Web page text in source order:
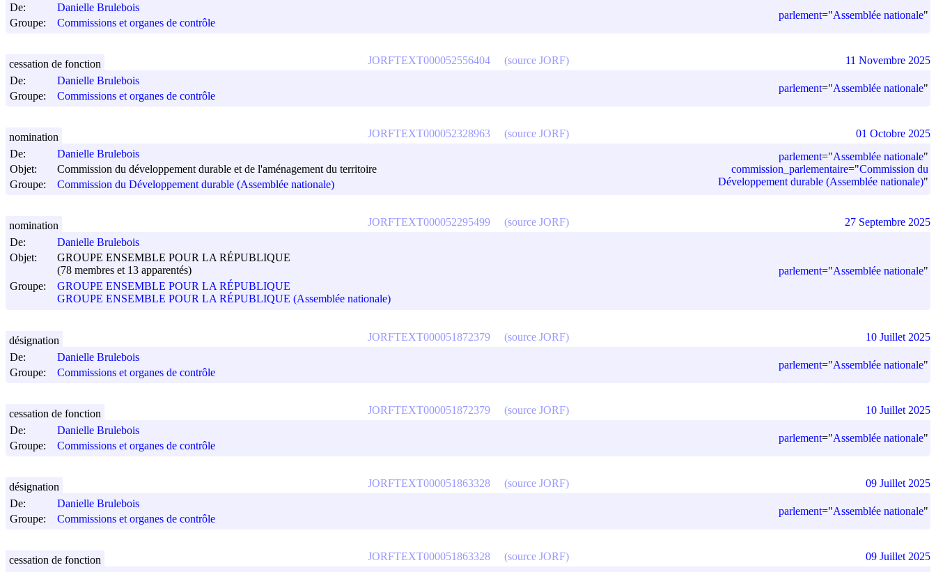
De:
Danielle Brulebois
Groupe:
Commissions et organes de contrôle
parlement="Assemblée nationale"
De:
Danielle Brulebois
Groupe:
Commissions et organes de contrôle
parlement="Assemblée nationale"
JORFTEXT000052556404 (source JORF)
cessation de fonction 11 Novembre 2025
De:
Danielle Brulebois
Objet:
Commission du développement durable et de l'aménagement du territoire
Groupe:
Commission du Développement durable (Assemblée nationale)
parlement="Assemblée nationale"
commission_parlementaire="Commission du
Développement durable (Assemblée nationale)"
JORFTEXT000052328963 (source JORF)
nomination 01 Octobre 2025
De:
Danielle Brulebois
Objet:
GROUPE ENSEMBLE POUR LA RÉPUBLIQUE
(78 membres et 13 apparentés)
Groupe:
GROUPE ENSEMBLE POUR LA RÉPUBLIQUE
GROUPE ENSEMBLE POUR LA RÉPUBLIQUE (Assemblée nationale)
parlement="Assemblée nationale"
JORFTEXT000052295499 (source JORF)
nomination 27 Septembre 2025
De:
Danielle Brulebois
Groupe:
Commissions et organes de contrôle
parlement="Assemblée nationale"
JORFTEXT000051872379 (source JORF)
désignation 10 Juillet 2025
De:
Danielle Brulebois
Groupe:
Commissions et organes de contrôle
parlement="Assemblée nationale"
JORFTEXT000051872379 (source JORF)
cessation de fonction 10 Juillet 2025
De:
Danielle Brulebois
Groupe:
Commissions et organes de contrôle
parlement="Assemblée nationale"
JORFTEXT000051863328 (source JORF)
désignation 09 Juillet 2025
JORFTEXT000051863328 (source JORF)
cessation de fonction 09 Juillet 2025